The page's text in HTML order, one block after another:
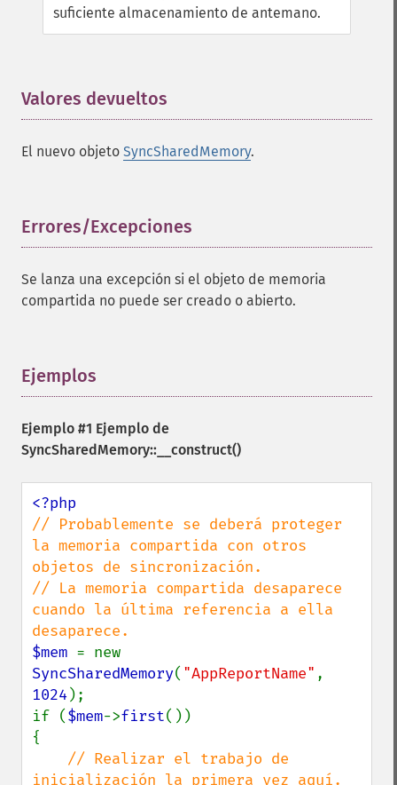
suficiente almacenamiento de antemano.
Valores devueltos
El nuevo objeto SyncSharedMemory.
Errores/Excepciones
Se lanza una excepción si el objeto de memoria
compartida no puede ser creado o abierto.
Ejemplos
Ejemplo #1 Ejemplo de
SyncSharedMemory::__construct()
// Probablemente se deberá proteger
la memoria compartida con otros
objetos de sincronización.
// La memoria compartida desaparece
cuando la última referencia a ella
$mem
SyncSharedMemory( "AppReportName"
1024 );
if ($mem->first())
{
// Realizar el trabajo de